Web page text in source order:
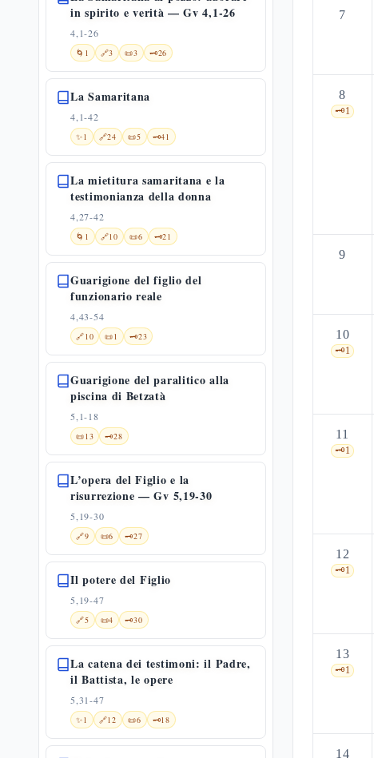
in spirito e verità — Gv 4,1-26
4,1-26
🌀 1 🔗3 📜3 🗝️26
La Samaritana
4,1-42
✨1 🔗24 📜5 🗝️41
La mietitura samaritana e la
testimonianza della donna
4,27-42
🌀 1 🔗10 📜6 🗝️21
Guarigione del figlio del
funzionario reale
4,43-54
🔗10 📜1 🗝️23
Guarigione del paralitico alla
piscina di Betzatà
5,1-18
📜13 🗝️28
L’opera del Figlio e la
risurrezione — Gv 5,19-30
5,19-30
🔗9 📜6 🗝️27
Il potere del Figlio
5,19-47
🔗5 📜4 🗝️30
La catena dei testimoni: il Padre,
il Battista, le opere
5,31-47
✨1 🔗12 📜6 🗝️18
7
8
🗝️1
9
10
🗝️1
11
🗝️1
12
🗝️1
13
🗝️1
14